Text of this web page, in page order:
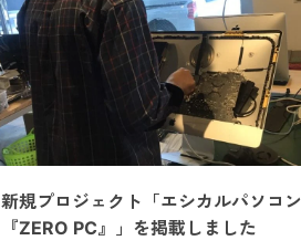
新規プロジェクト「エシカルパソコン
『ZERO PC』」を掲載しました